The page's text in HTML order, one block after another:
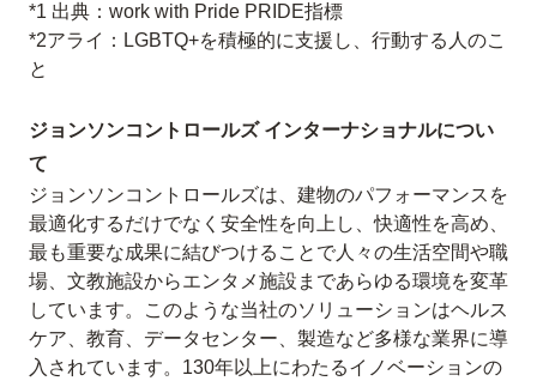
*1 出典：work with Pride PRIDE指標
*2アライ：LGBTQ+を積極的に支援し、行動する人のこ
と
ジョンソンコントロールズ インターナショナルについ
て
ジョンソンコントロールズは、建物のパフォーマンスを
最適化するだけでなく安全性を向上し、快適性を高め、
最も重要な成果に結びつけることで人々の生活空間や職
場、文教施設からエンタメ施設まであらゆる環境を変革
しています。このような当社のソリューションはヘルス
ケア、教育、データセンター、製造など多様な業界に導
入されています。130年以上にわたるイノベーションの